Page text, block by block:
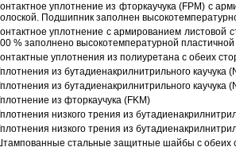
уплотнение из фторкаучука (FPM) с
Подшипник заполнен
уплотнение с армированием листовой
% заполнено высокотемпературной пластичной
уплотнения из полиуретана с обеих
из бутадиенакрилнитрильного
из бутадиенакрилнитрильного
из фторкаучука (FKM)
низкого трения из
низкого трения из
стальные защитные шайбы с обеих